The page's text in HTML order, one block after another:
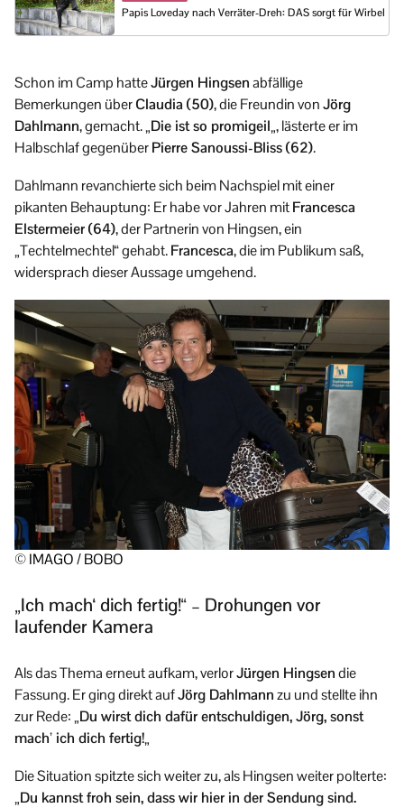
Papis Loveday nach Verräter-Dreh: DAS sorgt für Wirbel
Schon im Camp hatteJürgen Hingsenabfällige
Bemerkungen überClaudia (50), die Freundin vonJörg
Dahlmann, gemacht. „Die ist so promigeil„, lästerte er im
Halbschlaf gegenüberPierre Sanoussi-Bliss (62).
Dahlmann revanchierte sich beim Nachspiel mit einer
pikanten Behauptung: Er habe vor Jahren mitFrancesca
Elstermeier (64), der Partnerin von Hingsen, ein
„Techtelmechtel“ gehabt.Francesca, die im Publikum saß,
widersprach dieser Aussage umgehend.
© IMAGO / BOBO
„Ich mach‘ dich fertig!“ – Drohungen vor
laufender Kamera
Als das Thema erneut aufkam, verlorJürgen Hingsendie
Fassung. Er ging direkt aufJörg Dahlmannzu und stellte ihn
zur Rede: „Du wirst dich dafür entschuldigen, Jörg, sonst
mach’ ich dich fertig!„
Die Situation spitzte sich weiter zu, als Hingsen weiter polterte:
„Du kannst froh sein, dass wir hier in der Sendung sind.